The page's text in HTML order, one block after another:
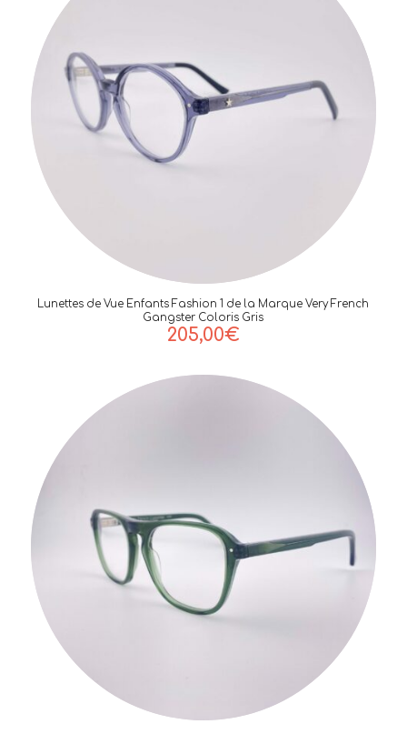
Lunettes de Vue Enfants Fashion 1 de la Marque Very French
Gangster Coloris Gris
205,00€